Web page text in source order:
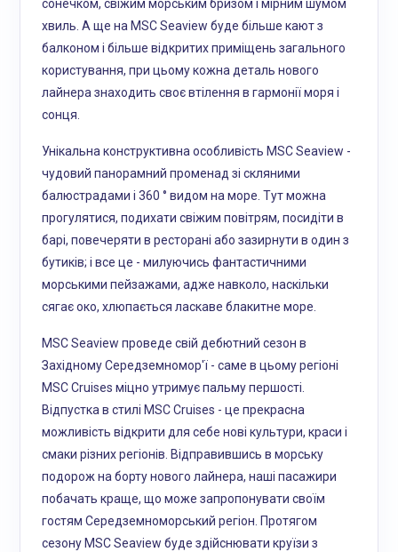
сонечком, свіжим морським бризом і мірним шумом
хвиль. А ще на MSC Seaview буде більше кают з
балконом і більше відкритих приміщень загального
користування, при цьому кожна деталь нового
лайнера знаходить своє втілення в гармонії моря і
сонця.
Унікальна конструктивна особливість MSC Seaview -
чудовий панорамний променад зі скляними
балюстрадами і 360 ° видом на море. Тут можна
прогулятися, подихати свіжим повітрям, посидіти в
барі, повечеряти в ресторані або зазирнути в один з
бутиків; і все це - милуючись фантастичними
морськими пейзажами, адже навколо, наскільки
сягає око, хлюпається ласкаве блакитне море.
MSC Seaview проведе свій дебютний сезон в
Західному Середземномор'ї - саме в цьому регіоні
MSC Cruises міцно утримує пальму першості.
Відпустка в стилі MSC Cruises - це прекрасна
можливість відкрити для себе нові культури, краси і
смаки різних регіонів. Відправившись в морську
подорож на борту нового лайнера, наші пасажири
побачать краще, що може запропонувати своїм
гостям Середземноморський регіон. Протягом
сезону MSC Seaview буде здійснювати круїзи з